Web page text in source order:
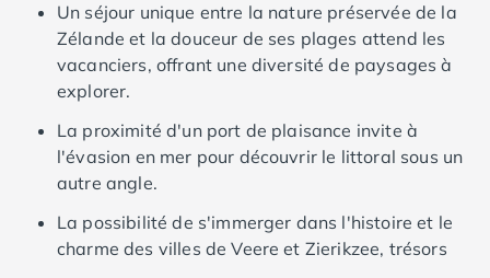
Camping Carnac
Camping La Trinité sur Mer
Camping Locmariaquer
Camping Penestin
Camping Quiberon
Camping Sarzeau
Camping Vannes
Camping Ardennes
Camping Corse
Un séjour unique entre la nature préservée de la
Zélande et la douceur de ses plages attend les
vacanciers, offrant une diversité de paysages à
explorer.
La proximité d'un port de plaisance invite à
l'évasion en mer pour découvrir le littoral sous un
autre angle.
La possibilité de s'immerger dans l'histoire et le
charme des villes de Veere et Zierikzee, trésors